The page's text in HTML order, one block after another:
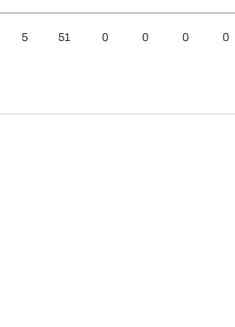
5 51 0 0 0 0